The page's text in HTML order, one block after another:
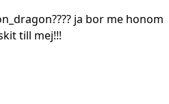
ja bor me honom
till mej!!!